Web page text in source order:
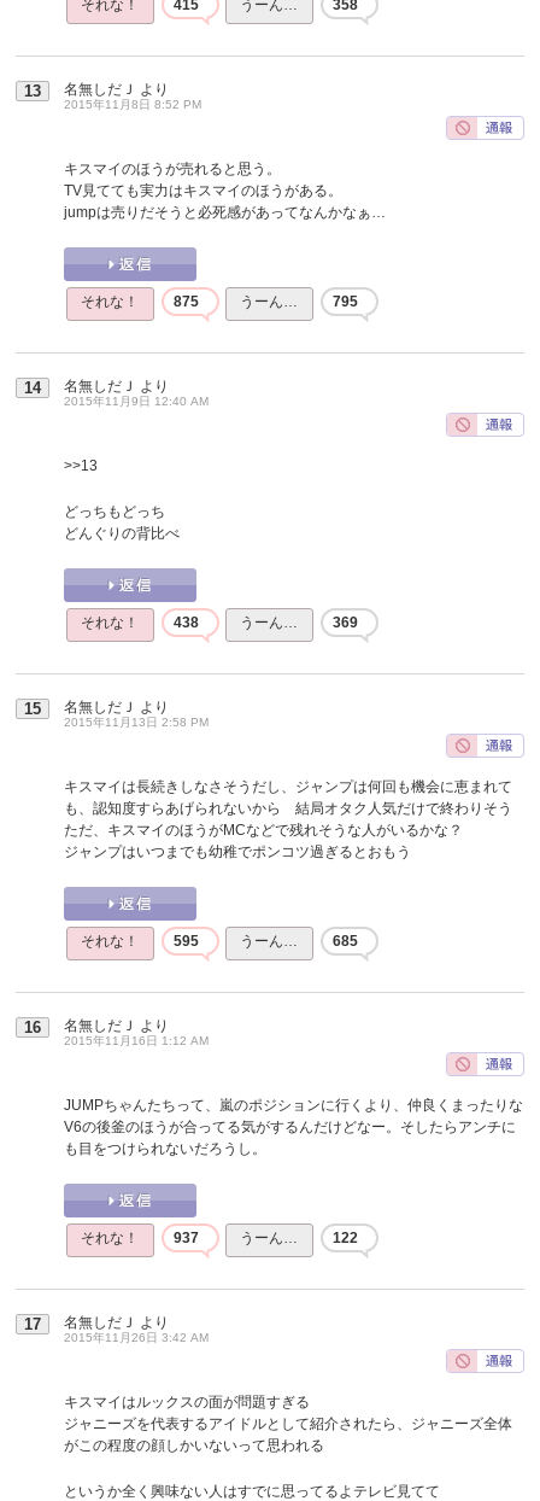
それな！ 415 うーん… 358
13 名無しだＪ より
2015年11月8日 8:52 PM
キスマイのほうが売れると思う。
TV見てても実力はキスマイのほうがある。
jumpは売りだそうと必死感があってなんかなぁ…
それな！ 875 うーん… 795
14 名無しだＪ より
2015年11月9日 12:40 AM
>>13
どっちもどっち
どんぐりの背比べ
それな！ 438 うーん… 369
15 名無しだＪ より
2015年11月13日 2:58 PM
キスマイは長続きしなさそうだし、ジャンプは何回も機会に恵まれて
も、認知度すらあげられないから 結局オタク人気だけで終わりそう
ただ、キスマイのほうがMCなどで残れそうな人がいるかな？
ジャンプはいつまでも幼稚でポンコツ過ぎるとおもう
それな！ 595 うーん… 685
16 名無しだＪ より
2015年11月16日 1:12 AM
JUMPちゃんたちって、嵐のポジションに行くより、仲良くまったりな
V6の後釜のほうが合ってる気がするんだけどなー。そしたらアンチに
も目をつけられないだろうし。
それな！ 937 うーん… 122
17 名無しだＪ より
2015年11月26日 3:42 AM
キスマイはルックスの面が問題すぎる
ジャニーズを代表するアイドルとして紹介されたら、ジャニーズ全体
がこの程度の顔しかいないって思われる
というか全く興味ない人はすでに思ってるよテレビ見てて